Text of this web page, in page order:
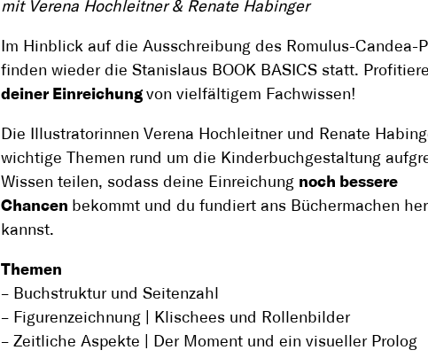
mit Verena Hochleitner & Renate Habinger
Im Hinblick auf die Ausschreibung des Romulus-Candea-
finden wieder die Stanislaus BOOK BASICS statt. Profitiere
deiner Einreichungvon vielfältigem Fachwissen!
Die Illustratorinnen Verena Hochleitner und Renate
wichtige Themen rund um die Kinderbuchgestaltung
Wissen teilen, sodass deine Einreichung noch bessere
Chancen bekommt und du fundiert ans Büchermachen
kannst.
Themen
– Buchstruktur und Seitenzahl
– Figurenzeichnung | Klischees und Rollenbilder
– Zeitliche Aspekte | Der Moment und ein visueller Prolog